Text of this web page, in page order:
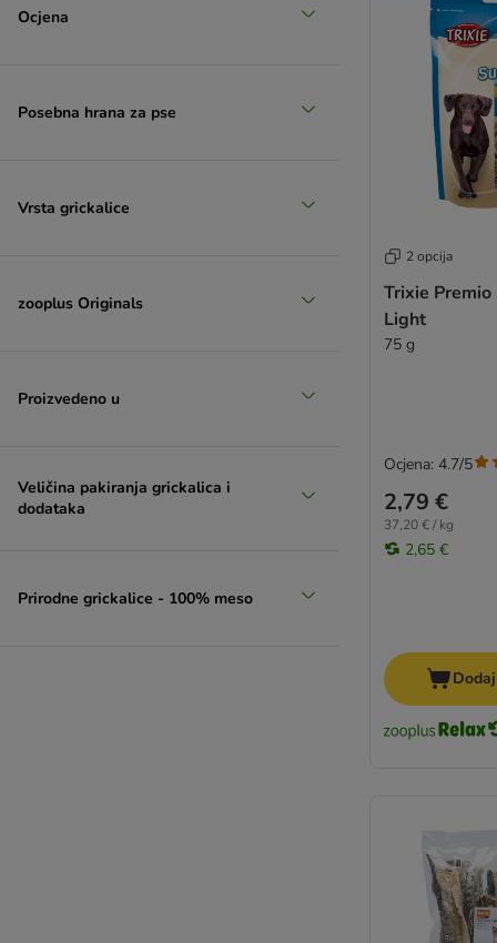
Braaaf
Ocjena
Posebna hrana za pse
Vrsta grickalice
zooplus Originals
Proizvedeno u
Veličina pakiranja grickalica i
dodataka
Prirodne grickalice - 100% meso
2 opcija
Trixie Premio
Light
75 g
2,79 €
37,20 € / kg
2,65 €
Ocjena: 4.7/5